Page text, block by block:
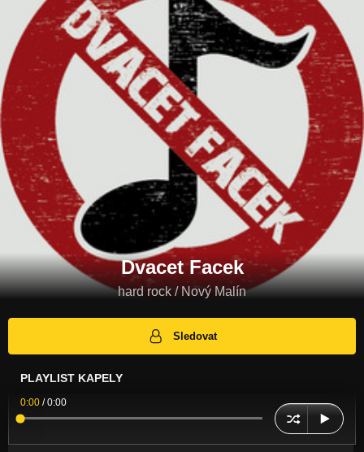
Dvacet Facek
hard rock / Nový Malín
Sledovat
PLAYLIST KAPELY
0:00 /0:00